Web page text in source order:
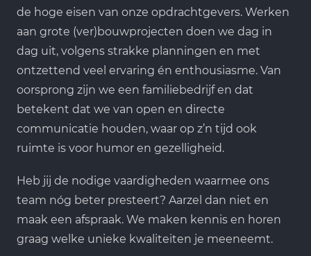
de hoge eisen van onze opdrachtgevers. Werken
aan grote (ver)bouwprojecten doen we dag in
dag uit, volgens strakke planningen en met
ontzettend veel ervaring én enthousiasme. Van
oorsprong zijn we een familiebedrijf en dat
betekent dat we van open en directe
communicatie houden, waar op z’n tijd ook
ruimte is voor humor en gezelligheid.
Heb jij de nodige vaardigheden waarmee ons
team nóg beter presteert? Aarzel dan niet en
maak een afspraak. We maken kennis en horen
graag welke unieke kwaliteiten je meeneemt.